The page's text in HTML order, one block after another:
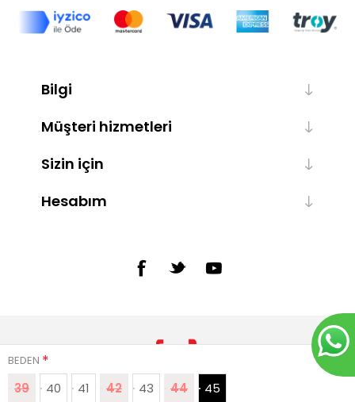
BEDEN *
39 40 41 42 43 44 45
Bilgi
Müşteri hizmetleri
Sizin için
Hesabım